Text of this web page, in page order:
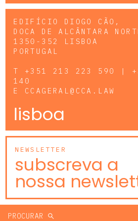
EDIFÍCIO DIOGO CÃO,
DOCA DE ALCÂNTARA
1350-352 LISBOA
PORTUGAL
T +351 213 223 590 |
140
E CCAGERAL@CCA.LAW
lisboa
NEWSLETTER
subscreva a
nossa
PROCURAR